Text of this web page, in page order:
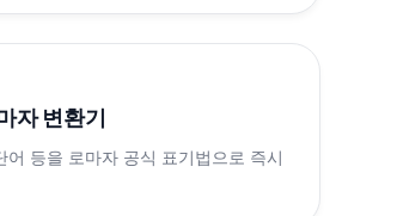
자 변환기
어 등을 로마자 공식 표기법으로 즉시